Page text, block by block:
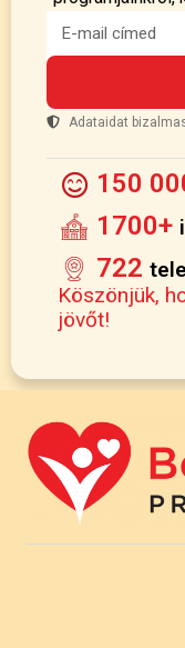
Adataidat
150
1700+
722
Köszönjük,
jövőt!